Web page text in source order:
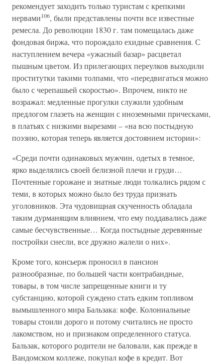
рекомендует заходить только туристам с крепкими
нервами106, были представлены почти все известные
ремесла. До революции 1830 г. там помещалась даже
фондовая биржа, что порождало ехидные сравнения. С
наступлением вечера «ужасный базар» расцветал
пышным цветом. Из прилегающих переулков выходили
проститутки такими толпами, что «передвигаться можно
было с черепашьей скоростью». Впрочем, никто не
возражал: медленные прогулки служили удобным
предлогом глазеть на женщин с иноземными прическами,
в платьях с низкими вырезами – «на всю постыдную
поэзию, которая теперь является достоянием истории»:
«Среди почти одинаковых мужчин, одетых в темное,
ярко выделялись своей белизной плечи и груди…
Почтенные горожане и знатные люди толкались рядом с
теми, в которых можно было без труда признать
уголовников. Эта чудовищная скученность обладала
таким дурманящим влиянием, что ему поддавались даже
самые бесчувственные… Когда постыдные деревянные
постройки снесли, все дружно жалели о них».
Кроме того, консьерж проносил в пансион
разнообразные, по большей части контрабандные,
товары, в том числе запрещенные книги и ту
субстанцию, которой суждено стать едким топливом
вымышленного мира Бальзака: кофе. Колониальные
товары стоили дорого и потому считались не просто
лакомством, но и признаком определенного статуса.
Бальзак, которого родители не баловали, как прежде в
Вандомском коллеже, покупал кофе в кредит. Вот